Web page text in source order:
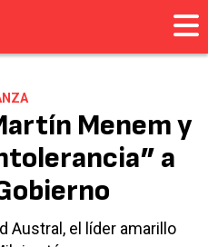
Menem y
a
Austral, el líder amarillo